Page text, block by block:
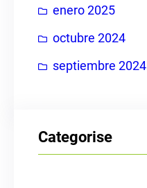
enero 2025
octubre 2024
septiembre 2024
Categorise